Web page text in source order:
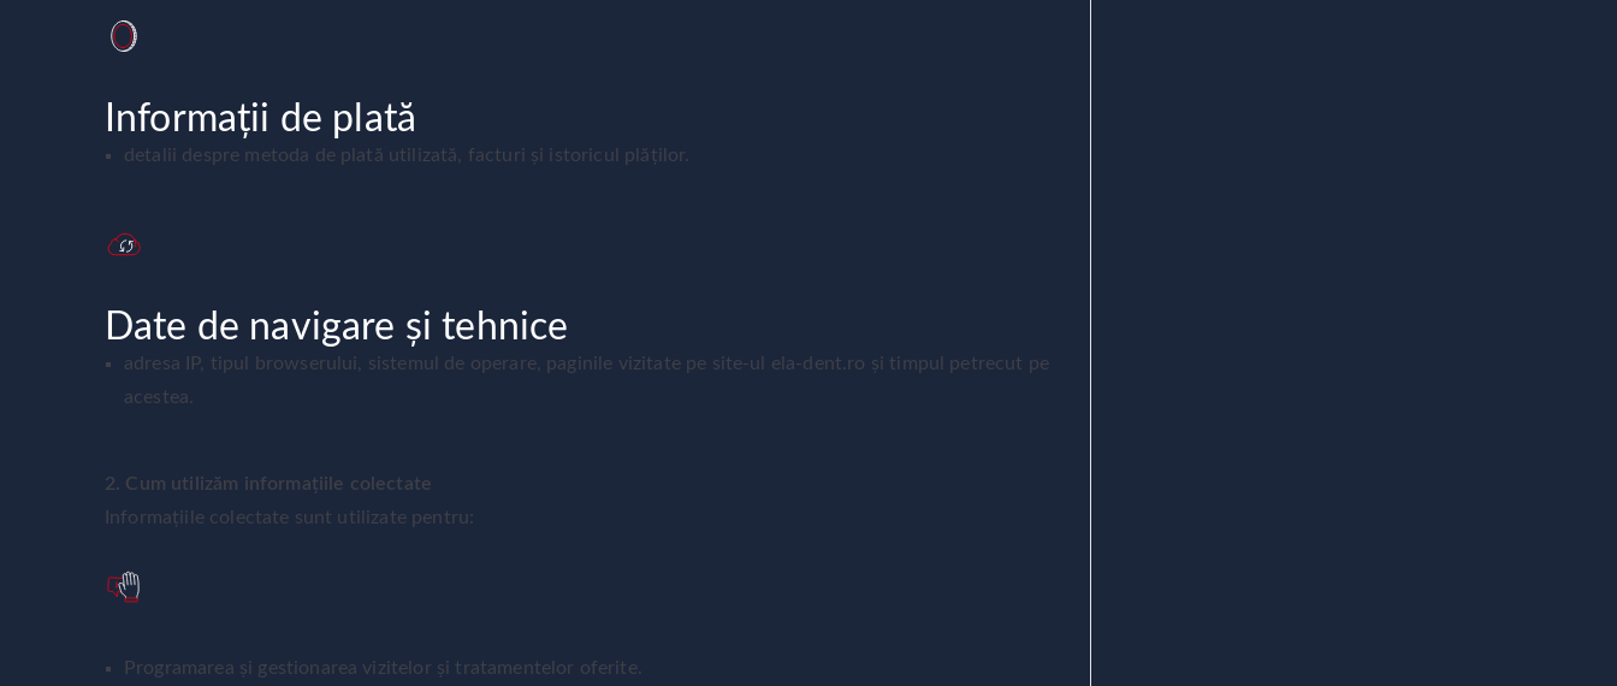
Informații de plată
detalii despre metoda de plată utilizată, facturi și istoricul plăților.
Date de navigare și tehnice
adresa IP, tipul browserului, sistemul de operare, paginile vizitate pe site-ul ela-dent.ro și timpul petrecut pe
acestea.
2. Cum utilizăm informațiile colectate
Informațiile colectate sunt utilizate pentru:
Programarea și gestionarea vizitelor și tratamentelor oferite.